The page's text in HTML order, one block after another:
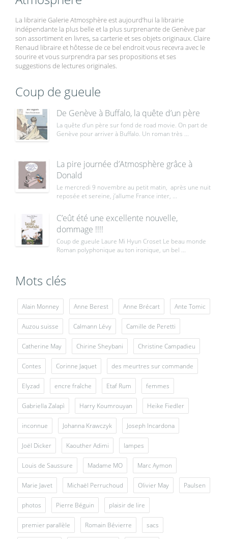
La librairie Galerie Atmosphère est aujourd’hui la librairie
indépendante la plus belle et la plus surprenante de Genève par
son assortiment en livres, sa carterie et ses objets originaux. Claire
Renaud libraire et hôtesse de ce bel endroit vous recevra avec le
sourire et vous surprendra par ses propositions et ses
suggestions de lectures originales.
Coup de gueule
De Genève à Buffalo, la quête d’un père
La quête d’un père sur fond de road movie. On part de
Genève pour arriver à Buffalo. Un roman très ...
La pire journée d’Atmosphère grâce à
Donald
Le mercredi 9 novembre au petit matin, après une nuit
reposée et sereine, j’allume France inter, ...
C’eût été une excellente nouvelle,
dommage !!!!
Coup de gueule Laure Mi Hyun Croset Le beau monde
Roman polyphonique au ton ironique, un bel ...
Mots clés
Alain Monney Anne Berest Anne Brécart Ante Tomic
Auzou suisse Calmann Lévy Camille de Peretti
Catherine May Chirine Sheybani Christine Campadieu
Contes Corinne Jaquet des meurtres sur commande
Elyzad encre fraîche Etaf Rum femmes
Gabriella Zalapì Harry Koumrouyan Heike Fiedler
inconnue Johanna Krawczyk Joseph Incardona
Joël Dicker Kaouther Adimi lampes
Louis de Saussure Madame MO Marc Aymon
Marie Javet Michaël Perruchoud Olivier May Paulsen
photos Pierre Béguin plaisir de lire
premier parallèle Romain Bévierre sacs